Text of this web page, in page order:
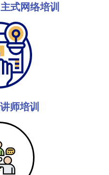
式网络培训
师培训